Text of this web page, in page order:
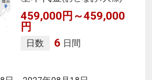
459,000円～459,000
円
日数 6 日間